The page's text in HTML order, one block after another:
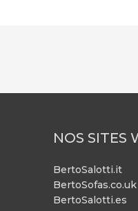
NOS SITES
BertoSalotti.it
BertoSofas.co.uk
BertoSalotti.es